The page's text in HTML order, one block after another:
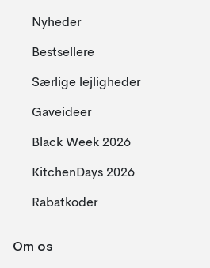
Nyheder
Bestsellere
Særlige lejligheder
Gaveideer
Black Week 2026
KitchenDays 2026
Rabatkoder
Om os